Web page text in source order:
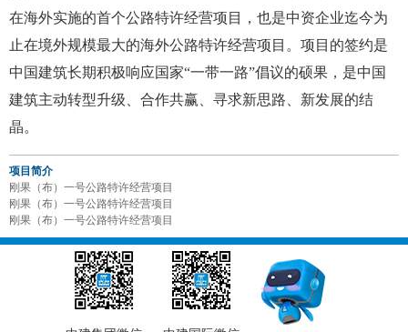
在海外实施的首个公路特许经营项目，也是中资企业迄今为
止在境外规模最大的海外公路特许经营项目。项目的签约是
中国建筑长期积极响应国家“一带一路”倡议的硕果，是中国
建筑主动转型升级、合作共赢、寻求新思路、新发展的结
晶。
项目简介
刚果（布）一号公路特许经营项目
刚果（布）一号公路特许经营项目
刚果（布）一号公路特许经营项目